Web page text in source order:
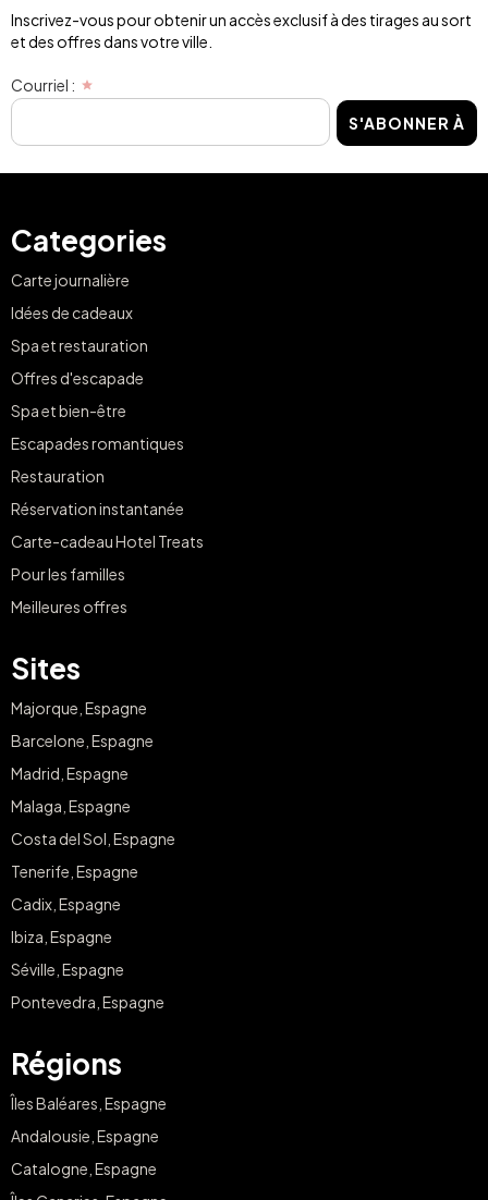
Inscrivez-vous pour obtenir un accès exclusif à des tirages au sort
et des offres dans votre ville.
Courriel :
S'ABONNER À
Categories
Carte journalière
Idées de cadeaux
Spa et restauration
Offres d'escapade
Spa et bien-être
Escapades romantiques
Restauration
Réservation instantanée
Carte-cadeau Hotel Treats
Pour les familles
Meilleures offres
Sites
Majorque, Espagne
Barcelone, Espagne
Madrid, Espagne
Malaga, Espagne
Costa del Sol, Espagne
Tenerife, Espagne
Cadix, Espagne
Ibiza, Espagne
Séville, Espagne
Pontevedra, Espagne
Régions
Îles Baléares, Espagne
Andalousie, Espagne
Catalogne, Espagne